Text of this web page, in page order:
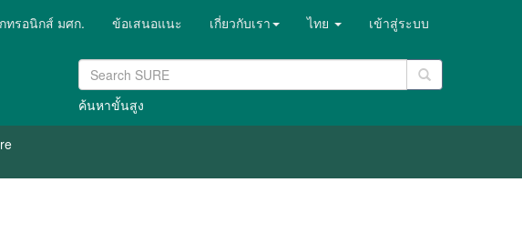
ทรอนิกส์ มศก. ข้อเสนอแนะ เกี่ยวกับเรา ไทย เข้าสู่ระบบ
ค้นหาขั้นสูง